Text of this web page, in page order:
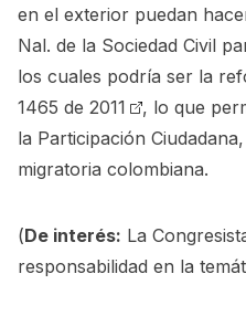
en el exterior puedan
Nal. de la Sociedad Civil
los cuales podría ser la
1465 de 2011
, lo que
la Participación
migratoria colombiana.
(De interés: La
responsabilidad en la